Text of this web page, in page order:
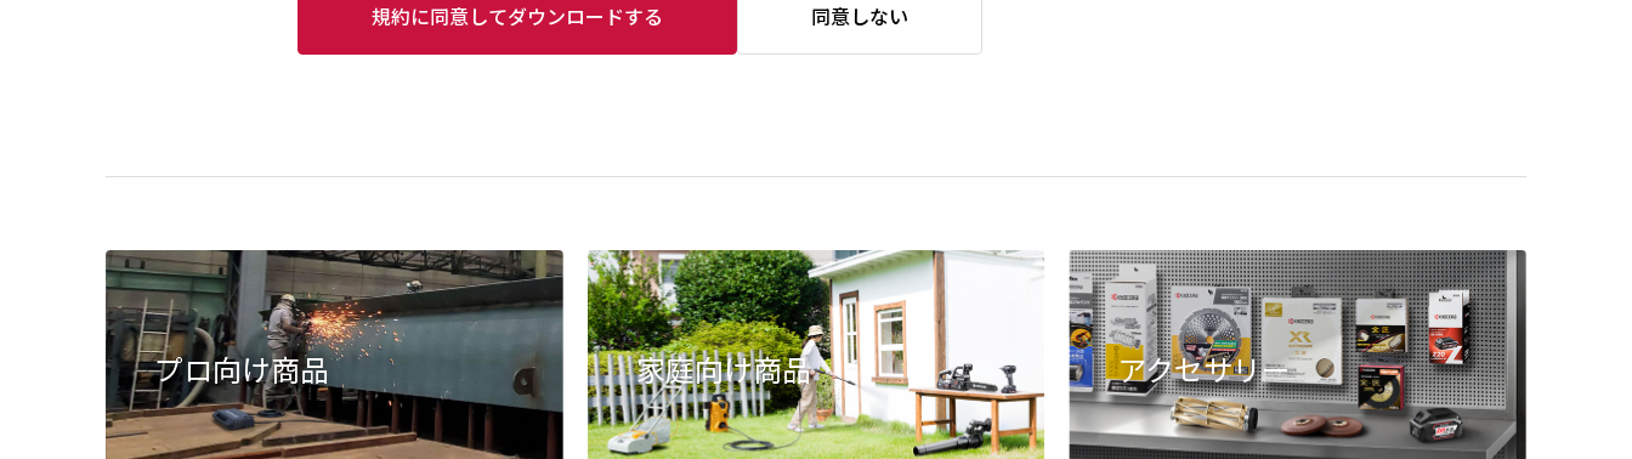
規約に同意してダウンロードする 同意しない
プロ向け商品 家庭向け商品 アクセサリー